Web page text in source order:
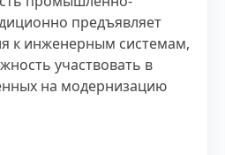
предъявляет
к инженерным системам,
участвовать в
на модернизацию